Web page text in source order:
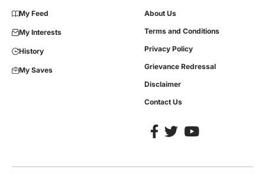
My Feed
My Interests
History
My Saves
About Us
Terms and Conditions
Privacy Policy
Grievance Redressal
Disclaimer
Contact Us